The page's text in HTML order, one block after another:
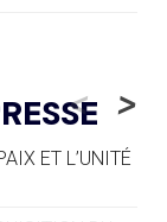
SUR LA
ARAVIS
<
ET L’UNITÉ
>